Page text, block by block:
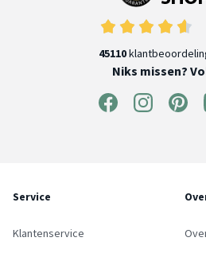
45110
Niks missen?
Service
Klantenservice